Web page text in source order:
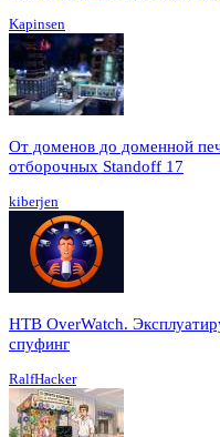
Kapinsen
От доменов до доменной
отборочных Standoff 17
kiberjen
HTB OverWatch.
спуфинг
RalfHacker